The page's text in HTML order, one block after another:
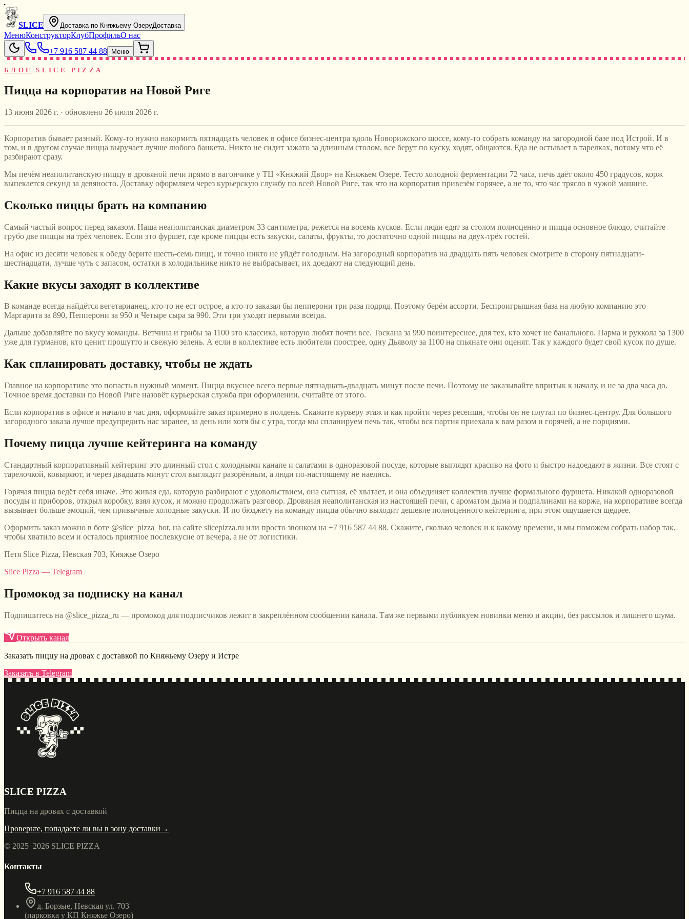
SLICE Доставка по Княжьему ОзеруДоставка
МенюКонструкторКлубПрофильО нас
+7 916 587 44 88
Меню
БЛОГ SLICE PIZZA
Пицца на корпоратив на Новой Риге
13 июня 2026 г. · обновлено 26 июля 2026 г.
Корпоратив бывает разный. Кому-то нужно накормить пятнадцать человек в офисе бизнес-центра вдоль Новорижского шоссе, кому-то собрать команду на загородной базе под Истрой. И в
том, и в другом случае пицца выручает лучше любого банкета. Никто не сидит зажато за длинным столом, все берут по куску, ходят, общаются. Еда не остывает в тарелках, потому что её
разбирают сразу.
Мы печём неаполитанскую пиццу в дровяной печи прямо в вагончике у ТЦ «Княжий Двор» на Княжьем Озере. Тесто холодной ферментации 72 часа, печь даёт около 450 градусов, корж
выпекается секунд за девяносто. Доставку оформляем через курьерскую службу по всей Новой Риге, так что на корпоратив привезём горячее, а не то, что час трясло в чужой машине.
Сколько пиццы брать на компанию
Самый частый вопрос перед заказом. Наша неаполитанская диаметром 33 сантиметра, режется на восемь кусков. Если люди едят за столом полноценно и пицца основное блюдо, считайте
грубо две пиццы на трёх человек. Если это фуршет, где кроме пиццы есть закуски, салаты, фрукты, то достаточно одной пиццы на двух-трёх гостей.
На офис из десяти человек к обеду берите шесть-семь пицц, и точно никто не уйдёт голодным. На загородный корпоратив на двадцать пять человек смотрите в сторону пятнадцати-
шестнадцати, лучше чуть с запасом, остатки в холодильнике никто не выбрасывает, их доедают на следующий день.
Какие вкусы заходят в коллективе
В команде всегда найдётся вегетарианец, кто-то не ест острое, а кто-то заказал бы пепперони три раза подряд. Поэтому берём ассорти. Беспроигрышная база на любую компанию это
Маргарита за 890, Пепперони за 950 и Четыре сыра за 990. Эти три уходят первыми всегда.
Дальше добавляйте по вкусу команды. Ветчина и грибы за 1100 это классика, которую любят почти все. Тоскана за 990 поинтереснее, для тех, кто хочет не банального. Парма и руккола за 1300
уже для гурманов, кто ценит прошутто и свежую зелень. А если в коллективе есть любители поострее, одну Дьяволу за 1100 на спьянате они оценят. Так у каждого будет свой кусок по душе.
Как спланировать доставку, чтобы не ждать
Главное на корпоративе это попасть в нужный момент. Пицца вкуснее всего первые пятнадцать-двадцать минут после печи. Поэтому не заказывайте впритык к началу, и не за два часа до.
Точное время доставки по Новой Риге назовёт курьерская служба при оформлении, считайте от этого.
Если корпоратив в офисе и начало в час дня, оформляйте заказ примерно в полдень. Скажите курьеру этаж и как пройти через ресепшн, чтобы он не плутал по бизнес-центру. Для большого
загородного заказа лучше предупредить нас заранее, за день или хотя бы с утра, тогда мы спланируем печь так, чтобы вся партия приехала к вам разом и горячей, а не порциями.
Почему пицца лучше кейтеринга на команду
Стандартный корпоративный кейтеринг это длинный стол с холодными канапе и салатами в одноразовой посуде, которые выглядят красиво на фото и быстро надоедают в жизни. Все стоят с
тарелочкой, ковыряют, и через двадцать минут стол выглядит разорённым, а люди по-настоящему не наелись.
Горячая пицца ведёт себя иначе. Это живая еда, которую разбирают с удовольствием, она сытная, её хватает, и она объединяет коллектив лучше формального фуршета. Никакой одноразовой
посуды и приборов, открыл коробку, взял кусок, и можно продолжать разговор. Дровяная неаполитанская из настоящей печи, с ароматом дыма и подпалинами на корже, на корпоративе всегда
вызывает больше эмоций, чем привычные холодные закуски. И по бюджету на команду пицца обычно выходит дешевле полноценного кейтеринга, при этом ощущается щедрее.
Оформить заказ можно в боте @slice_pizza_bot, на сайте slicepizza.ru или просто звонком на +7 916 587 44 88. Скажите, сколько человек и к какому времени, и мы поможем собрать набор так,
чтобы хватило всем и осталось приятное послевкусие от вечера, а не от логистики.
Петя Slice Pizza, Невская 703, Княжье Озеро
Slice Pizza — Telegram
Промокод за подписку на канал
Подпишитесь на @slice_pizza_ru — промокод для подписчиков лежит в закреплённом сообщении канала. Там же первыми публикуем новинки меню и акции, без рассылок и лишнего шума.
Открыть канал
Заказать пиццу на дровах с доставкой по Княжьему Озеру и Истре
Заказать в Telegram
SLICE PIZZA
Пицца на дровах с доставкой
Проверьте, попадаете ли вы в зону доставки →
© 2025–2026 SLICE PIZZA
Контакты
+7 916 587 44 88
д. Борзые, Невская ул. 703
(парковка у КП Княжье Озеро)